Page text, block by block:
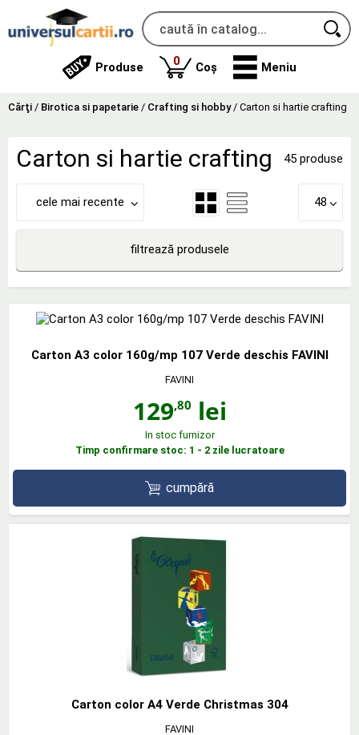
Produse 0produse
Coș Meniu
Cărţi / Birotica si papetarie / Crafting si hobby/ Carton si hartie crafting
Carton si hartie crafting 45 produse
cele mai recente 48
filtrează produsele
Carton A3 color 160g/mp 107 Verde deschis FAVINI
FAVINI
129,80 lei
In stoc furnizor
Timp confirmare stoc: 1 - 2 zile lucratoare
cumpără
Carton color A4 Verde Christmas 304
FAVINI